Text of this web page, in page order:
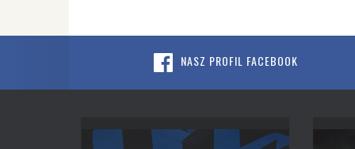
NASZ PROFIL FACEBOOK